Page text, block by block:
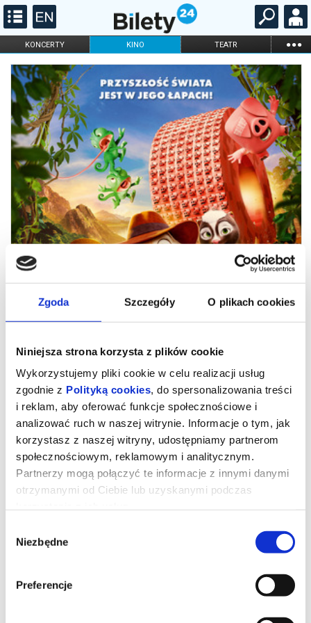
Zgoda Szczegóły O plikach cookies
Niniejsza strona korzysta z plików cookie
Wykorzystujemy pliki cookie w celu realizacji usług
zgodnie z Polityką cookies, do spersonalizowania treści
i reklam, aby oferować funkcje społecznościowe i
analizować ruch w naszej witrynie. Informacje o tym, jak
korzystasz z naszej witryny, udostępniamy partnerom
społecznościowym, reklamowym i analitycznym.
Partnerzy mogą połączyć te informacje z innymi danymi
otrzymanymi od Ciebie lub uzyskanymi podczas
zgody
Niezbędne
Preferencje
KONCERTY KINO TEATR ...
FILHARMONIA OPERA I BALET
STAND-UP
DLA DZIECI
ONLINE KARNETY
Kurozając i świątynia Świstaka
(dubbing PL)
Gdy wyjątkowy pół kurczak, pół zając odkrywa, że nie jest sam i
ma siostrę, a cały gatunek kurozająców potrzebuje ratunku,
wyrusza w ryzykowną podróż do legendarnej Świątyni Świstaka.
niebezpieczna droga, przeciwnicy gotowi na wszystko i decyzja,